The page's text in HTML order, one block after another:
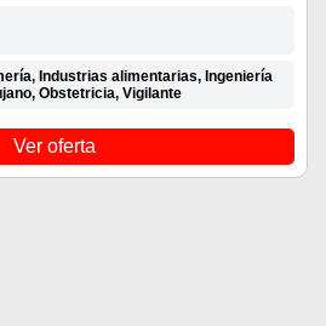
Industrias alimentarias, Ingeniería
Obstetricia, Vigilante
Ver oferta